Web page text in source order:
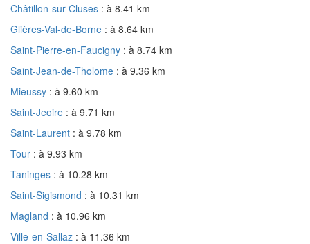
Châtillon-sur-Cluses : à 8.41 km
Glières-Val-de-Borne : à 8.64 km
Saint-Pierre-en-Faucigny : à 8.74 km
Saint-Jean-de-Tholome : à 9.36 km
Mieussy : à 9.60 km
Saint-Jeoire : à 9.71 km
Saint-Laurent : à 9.78 km
Tour : à 9.93 km
Taninges : à 10.28 km
Saint-Sigismond : à 10.31 km
Magland : à 10.96 km
Ville-en-Sallaz : à 11.36 km